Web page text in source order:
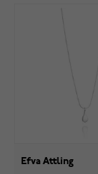
Efva Attling